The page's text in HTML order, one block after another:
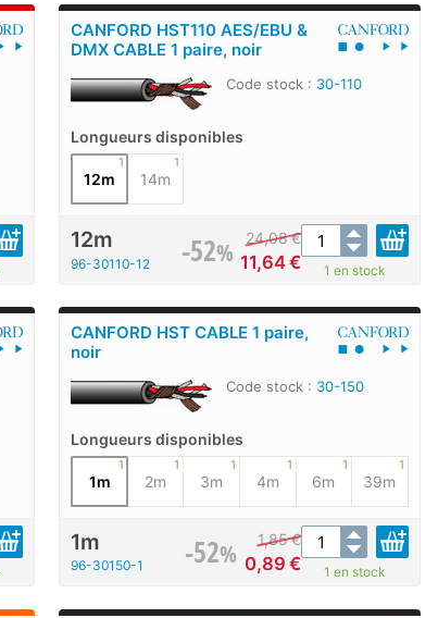
CANFORD HST110 AES/EBU &
DMX CABLE 1 paire, noir
Code stock : 30-110
Longueurs disponibles
1
12m
1
14m
12m
96-30110-12 -52% 24,08€
11,64€ 1 en stock
CANFORD HST CABLE 1 paire,
noir
Code stock : 30-150
Longueurs disponibles
1
1m
1
2m
1
3m
1
4m
1
6m
1
39m
1m
96-30150-1 -52% 1,85€
0,89€ 1 en stock